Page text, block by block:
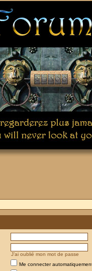
J’ai oublié mon mot de passe
Me connecter